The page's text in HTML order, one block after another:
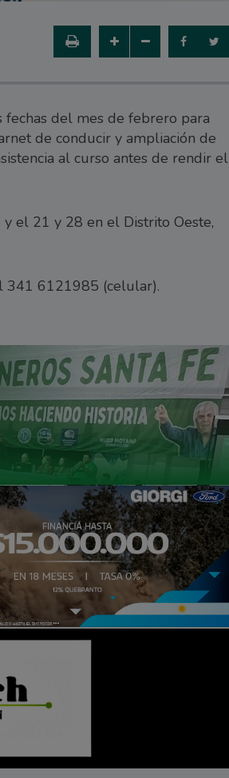
del mes de febrero para
de conducir y ampliación de
al curso antes de rendir el
el 21 y 28 en el Distrito Oeste,
341 6121985 (celular).